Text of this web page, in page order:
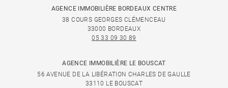
AGENCE IMMOBILIÈRE BORDEAUX CENTRE
38 COURS GEORGES CLÉMENCEAU
33000 BORDEAUX
05 33 09 30 89
AGENCE IMMOBILIÈRE LE BOUSCAT
56 AVENUE DE LA LIBÉRATION CHARLES DE GAULLE
33110 LE BOUSCAT